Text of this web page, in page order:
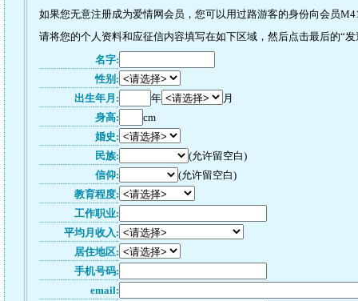
如果您无意注册成为爱情网会员，您可以用过路游客的身份向会员
请将您的个人资料和应征信内容填写在如下区域，然后点击最后的“
名字:
性别:
出生年月:
年
月
身高:
cm
婚史:
民族:
(允许留空白)
信仰:
(允许留空白)
教育程度:
工作职业:
平均月收入:
居住地区:
手机号码:
email: